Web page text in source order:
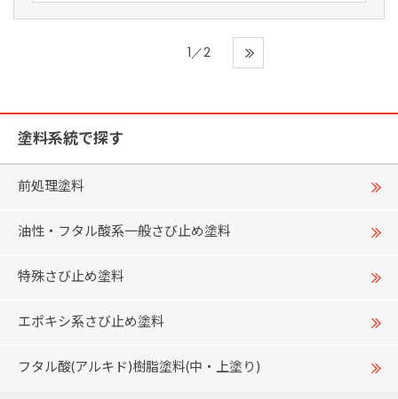
1／2
塗料系統で探す
前処理塗料
油性・フタル酸系一般さび止め塗料
特殊さび止め塗料
エポキシ系さび止め塗料
フタル酸(アルキド)樹脂塗料(中・上塗り)